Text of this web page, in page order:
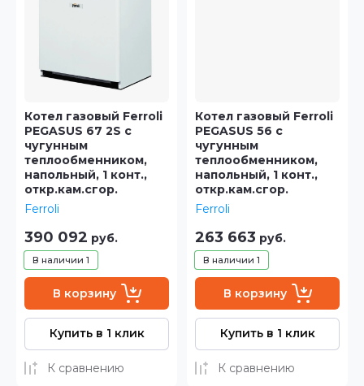
Название - Я-А
Котел газовый Ferroli
PEGASUS 67 2S с
чугунным
теплообменником,
напольный, 1 конт.,
откр.кам.сгор.
Ferroli
В наличии 1
390 092 руб.
В корзину
Купить в 1 клик
К сравнению
Котел газовый Ferroli
PEGASUS 56 с
чугунным
теплообменником,
напольный, 1 конт.,
откр.кам.сгор.
Ferroli
В наличии 1
263 663 руб.
В корзину
Купить в 1 клик
К сравнению